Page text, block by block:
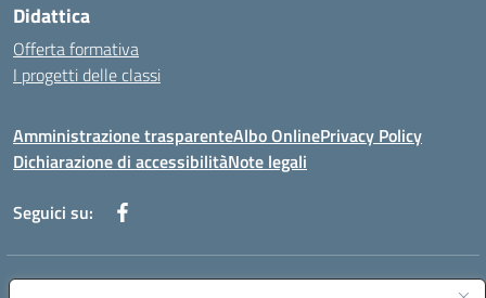
Didattica
Offerta formativa
I progetti delle classi
Amministrazione trasparenteAlbo OnlinePrivacy Policy
Dichiarazione di accessibilitàNote legali
Seguici su:
Indirizzo: